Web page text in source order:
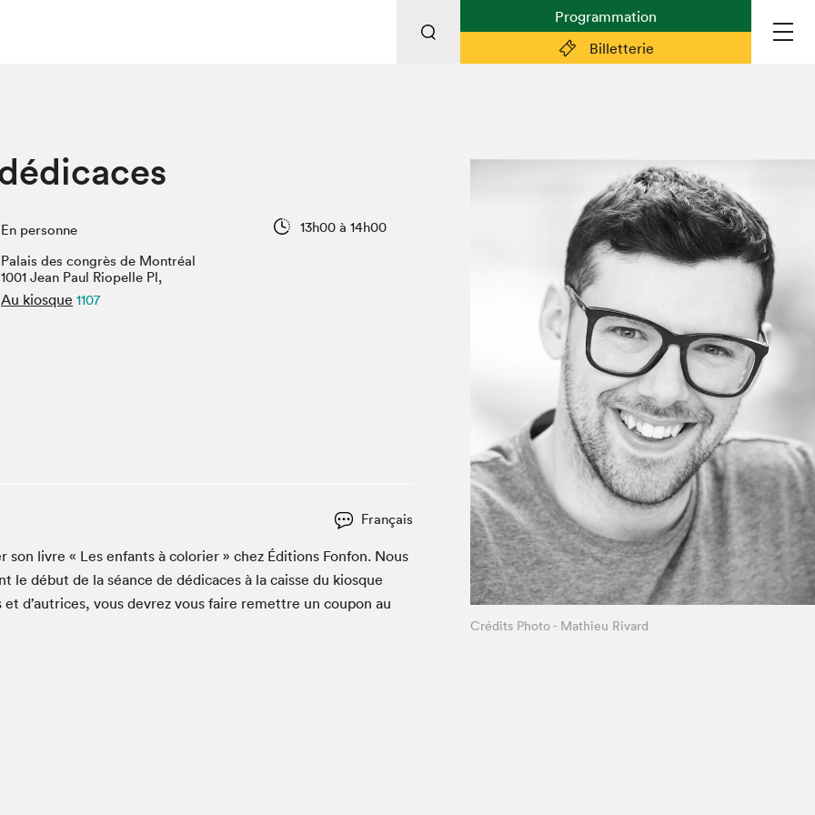
Billetterie
Programmation
Salon
Traiteur
des
harcèlement
Vitrine du Festival littéraire international Metropolis
bleu
La lecture en cadeau
Planifier sa visite (prix d'entrée,
horaire, info pratiques)
Billetterie: achetez vos billets!
FAQ visiteur·euse·s
Espace professionnel·le·s
Espace enseignant·e·s
Espace médias
Devenir bénévole
Espace exposant·e·s
Le Salon dans la ville, espace
organisateur⋅rice
> SLM Pro
En personne
13h00 à 14h00
Palais des congrès de Montréal
1001 Jean Paul Riopelle Pl,
Au kiosque 1107
Français
livre « Les enfants à col­o­ri­er » chez Édi­tions Fon­fon. Nous
le début de la séance de dédi­caces à la caisse du kiosque
d’autrices, vous devrez vous faire remet­tre un coupon au
Crédits Photo - Mathieu Rivard